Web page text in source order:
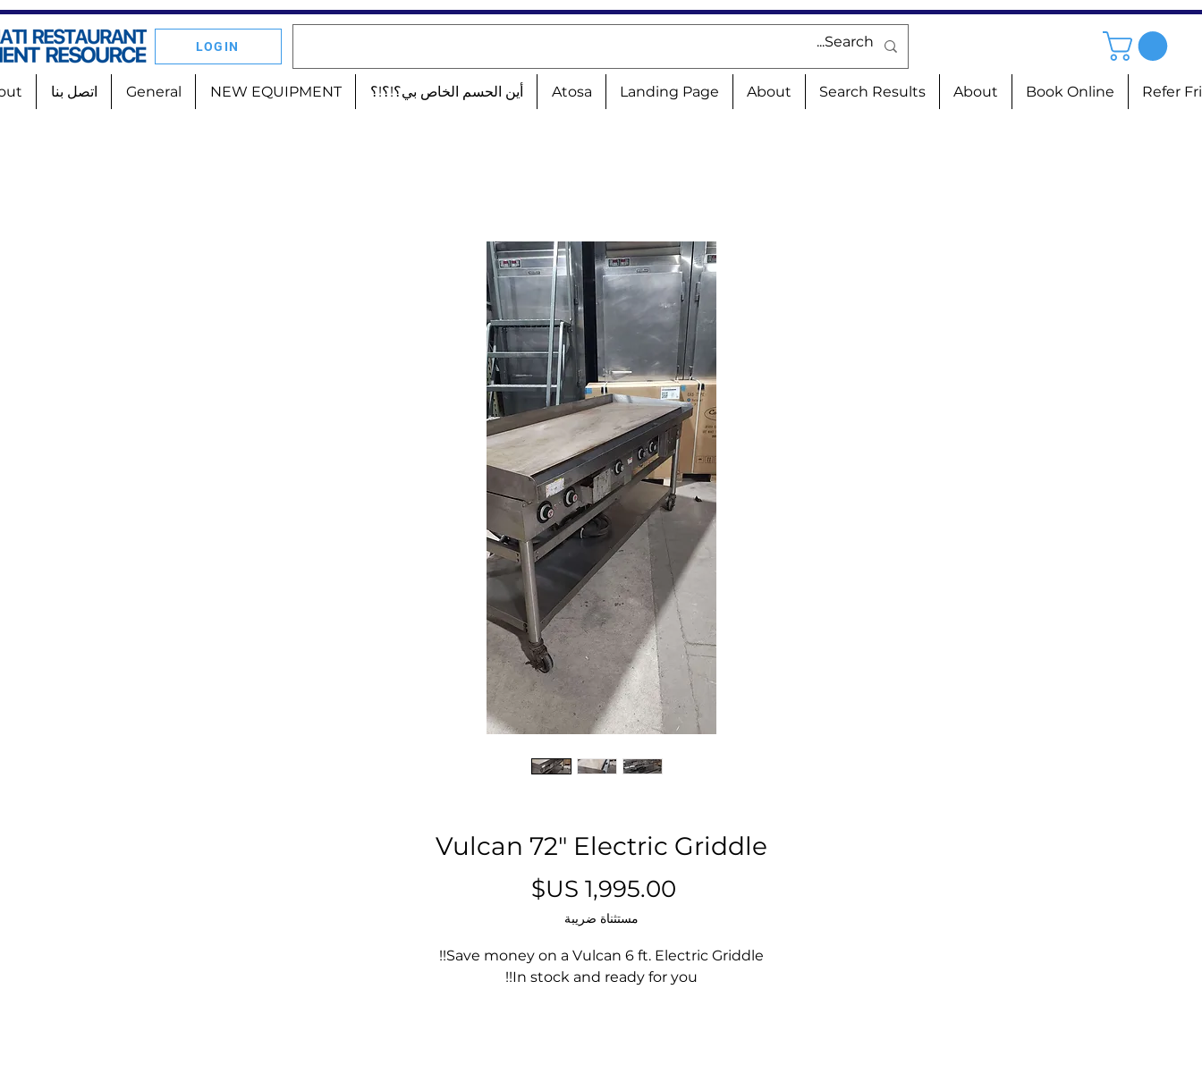
LOGIN
اتصل بنا General NEW EQUIPMENT أين الحسم الخاص بي؟!؟!؟ Atosa Landing Page About Search Results About Book Online Refer
Vulcan 72" Electric Griddle
مستثناة ضريبة
Save money on a Vulcan 6 ft. Electric Griddle!!
In stock and ready for you!!